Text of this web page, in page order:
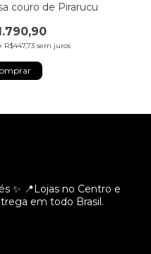
couro de Pirarucu
R$447,73 sem juros
✨ 📍Lojas no Centro e
em todo Brasil.